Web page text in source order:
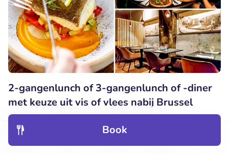
Book
2-gangenlunch of 3-gangenlunch of -diner
met keuze uit vis of vlees nabij Brussel
10